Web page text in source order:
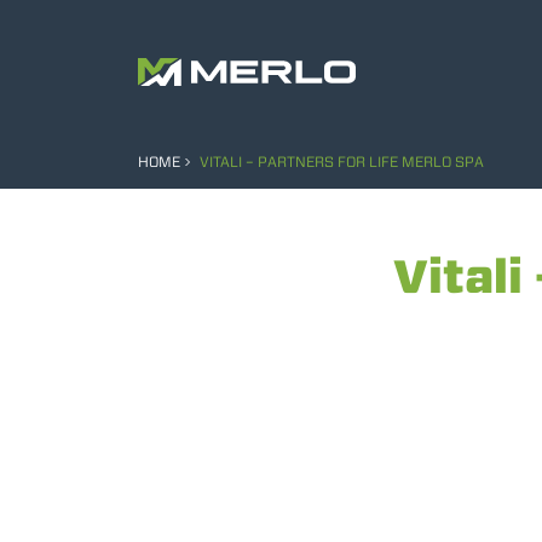
HOME VITALI – PARTNERS FOR LIFE MERLO SPA
Vitali